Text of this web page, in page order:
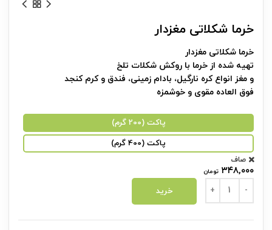
خرما شکلاتی مغزدار
خرما شکلاتی مغزدار
تهیه شده از خرما با روکش شکلات تلخ
و مغز انواع کره نارگیل، بادام زمینی، فندق و کرم کنجد
فوق العاده مقوی و خوشمزه
پاکت (200 گرم)
پاکت (400 گرم)
صاف
۳۴۸,۰۰۰ تومان
خرما شکلاتی مغزدار عدد
خرید